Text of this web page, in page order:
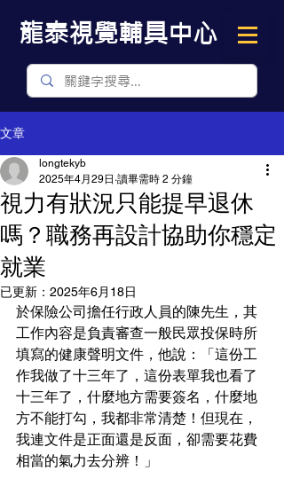
​龍泰視覺輔具中心
文章
視力有狀況只能提早退休
嗎？職務再設計協助你穩定
就業
longtekyb
2025年4月29日 讀畢需時 2 分鐘
已更新： 2025年6月18日
於保險公司擔任行政人員的陳先生，其
工作內容是負責審查一般民眾投保時所
填寫的健康聲明文件，他說：「這份工
作我做了十三年了，這份表單我也看了
十三年了，什麼地方需要簽名，什麼地
方不能打勾，我都非常清楚！但現在，
我連文件是正面還是反面，卻需要花費
相當的氣力去分辨！」